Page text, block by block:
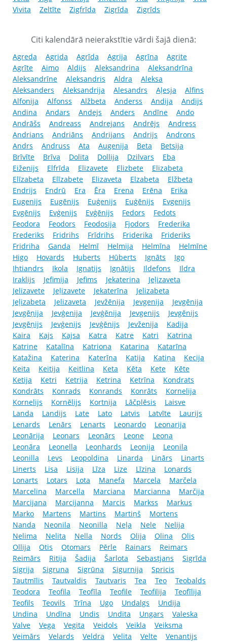
Vivita
Zeltīte Zigfrīda Zigrīda Zigrīds
Citi kalendārā neierakstītie vārdi šajā dienā:
Agreda Agrida Agrīda Agrija Agrīna
Agrite
Agrīte
Aimo Aldijs Aleksandrina
Aleksandrīna
Aleksandrīne
Aleksandris Aldra
Aleksa
Aleksanders
Aleksandrija Alesandrs Aļesja
Alfins
Alfonija
Alfonss Alžbeta Anderss Andija
Andijs
Andina
Andars Andejs Anders Andīne
Ando
Andrāšs
Andreass Andrejans Andrējs
Andress
Andrians
Andriāns Andrijans Andrijs
Androns
Andrs
Andruss Ata Augenija Beta
Betsija
Brīvīte
Brīva Dolita Dollija Dzilvars
Eba
Eiženijs
Elfrīda Elizavete Elizbete
Elizabeta
Elīzabeta
Elīzabete Elizaveta Elzabeta
Elžbeta
Endrijs
Endrū Era Ēra Erena Erēna
Erika
Eugenijs
Eugēnijs Euģenijs Euģēnijs
Evgenijs
Evgēnijs
Evģenijs Evģēnijs Fedors
Fedots
Feodora
Feodors Feodosija Fjodors
Frederika
Frederiks
Fridrihs Frīdrihs Friderika
Frideriks
Fridriha
Ganda Helmī Helmija Helmīna
Helmīne
Higo
Hovards Huberts Hūberts Ignāts
Igo
Ihtiandrs
Ikola Ignatijs Ignātijs Ildefons
Ildra
Iraklijs
Jefimija Jefims Jekaterina
Jeļizaveta
Jelizavete
Jeļizavete Jekaterīna
Jelizabeta
Jeļizabeta
Jelizaveta Jevžēnija Jevgenija
Jevgēnija
Jevgēņija
Jevģenija Jevģēnija Jevgenijs
Jevgēnijs
Jevgēņijs
Jevģenijs Jevģēnijs Jevženija
Kadija
Kaira
Kajs Kajsa Katra Katre Katri
Katrina
Katrine
Katalīna Katriona Katarina
Katarīna
Katažina
Katerina Katerīna Katija Katiņa
Kecija
Keita
Keitija Keitlina Keta Kēta Kete
Kēte
Ketija
Ketri Ketrija Ketrina Ketrīna
Kondrats
Kondrāts
Konrads Konrands Konrāts
Kornelija
Kornelijs
Kornēlijs Kortnija Lāčplēsis
Laisve
Landa
Landijs Late Lato Latvis Latvīte
Laurijs
Lenards
Lenārs Lenarts Leonardo
Leonarija
Leonārija
Leonars Leonārs Leone
Leona
Leonāra
Leonella Leonhards Leonija
Leonila
Leonilla
Ļevs Leopoldina Linarda Linārs
Linarts
Linerts
Lisa Lisija Līza Lize Līziņa
Lonards
Lonarts
Lotars Lota Manefa Marcela
Marčela
Marcelina
Marcella Marciana Marcianna
Marčija
Marcijana
Marcijanna Marcis Markss
Markus
Marko
Martens Martins Martiņš
Mortens
Nanda
Neonila Neonilla Neļa Nele
Nelija
Nelima
Nelita Nella Nords Olija Olina
Olis
Ollija
Otis Otomars Pērle Rainars
Reimars
Reimārs
Ritija Šadija Šarlota Sebastjans
Sigrīda
Sigrija
Sigruna Sigrūna Sigurnija
Spricis
Tautmīlis
Tautvaldis Tautvaris Tea Teo
Teobalds
Teodora
Teofila Teofīla Teofile Teofilija
Teofīlija
Teofils
Teovils Trīna Ugo Undalgs
Undija
Undina
Undīna Undis Undita Ungars
Valeska
Valve
Vega Vegita Veidols Veikla
Veiksma
Veimārs
Velards Veldra Velita Velte
Venantijs